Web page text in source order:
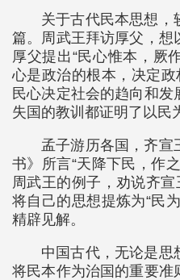
关于古代民本思想，
篇。周武王拜访厚父，想
厚父提出“民心惟本，厥
心是政治的根本，决定政
民心决定社会的趋向和
失国的教训都证明了以民
孟子游历各国，齐宣
书》所言“天降下民，作
周武王的例子，劝说齐宣
将自己的思想提炼为“民
精辟见解。
中国古代，无论是思
将民本作为治国的重要准